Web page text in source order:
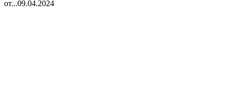
от...09.04.2024